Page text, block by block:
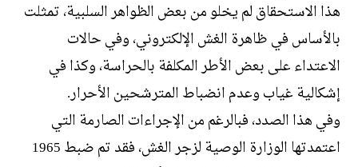
هذا الاستحقاق لم يخلو من بعض الظواهر السلبية، تمثلت
بالأساس في ظاهرة الغش الإلكتروني، وفي حالات
الاعتداء على بعض الأطر المكلفة بالحراسة، وكذا في
إشكالية غياب وعدم انضباط المترشحين الأحرار.
وفي هذا الصدد، فبالرغم من الإجراءات الصارمة التي
اعتمدتها الوزارة الوصية لزجر الغش، فقد تم ضبط 1965